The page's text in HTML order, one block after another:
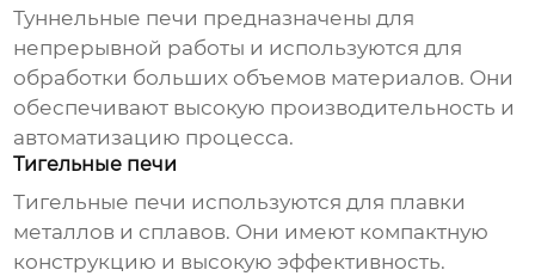
Туннельные печи предназначены для
непрерывной работы и используются для
обработки больших объемов материалов. Они
обеспечивают высокую производительность и
автоматизацию процесса.
Тигельные печи
Тигельные печи используются для плавки
металлов и сплавов. Они имеют компактную
конструкцию и высокую эффективность.